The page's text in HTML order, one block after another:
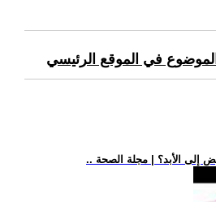
في الموقع الرئيسي
إلى الأبد؟ | مجلة الصحة